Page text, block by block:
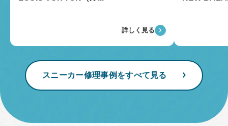
詳しく見る
スニーカー修理事例をすべて見る